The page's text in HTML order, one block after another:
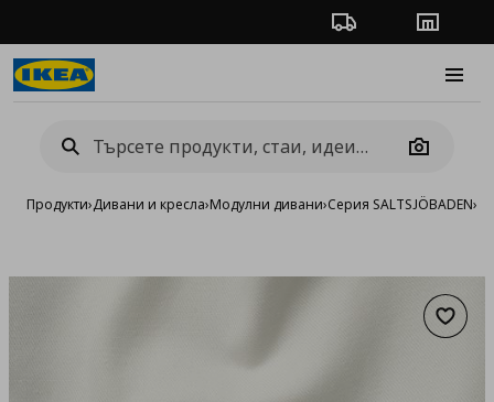
Проследяване на
Camera
Продукти›Дивани и кресла›Модулни дивани›Серия SALTSJÖBADEN›